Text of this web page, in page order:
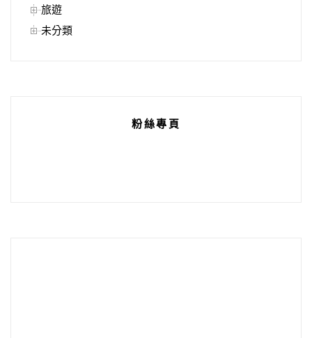
旅遊
未分類
粉絲專頁